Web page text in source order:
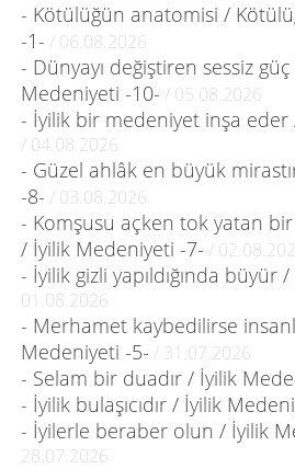
- Kötülüğün anatomisi /
-1- / 06.08.2026
- Dünyayı değiştiren sessiz
Medeniyeti -10- / 05.08.2026
- İyilik bir medeniyet inşa
/ 04.08.2026
- Güzel ahlâk en büyük
-8- / 03.08.2026
- Komşusu açken tok yatan
/ İyilik Medeniyeti -7- /
- İyilik gizli yapıldığında büyür
01.08.2026
- Merhamet kaybedilirse
Medeniyeti -5- / 31.07.2026
- Selam bir duadır / İyilik
- İyilik bulaşıcıdır / İyilik
- İyilerle beraber olun / İyilik
28.07.2026